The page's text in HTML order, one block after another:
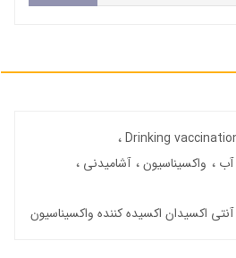
Drinking
آب واکسیناسیون
آشامیدنی
اکسیدان اکسیده کننده واکسیناسیون